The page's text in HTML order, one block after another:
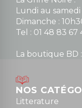
Lundi au samedi
Dimanche :
Tel : 01 48 83 67
La boutique BD :
Mardi au samedi :
Dimanche :
Tel : 01 48 89 13
NOS
Litterature